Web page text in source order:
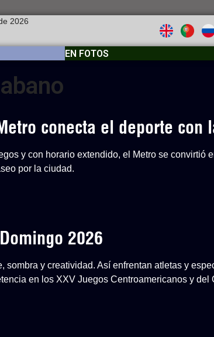
2026
EN FOTOS
conecta el deporte con
y con horario extendido, el Metro se convirtió
por la ciudad.
2026
sombra y creatividad. Así enfrentan atletas y
en los XXV Juegos Centroamericanos y